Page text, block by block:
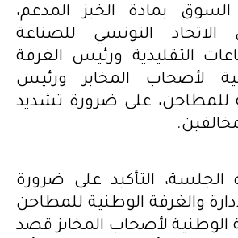
السوق بمادة الخبز المدعم،
التونسي للصناعة
التقليدية ورئيس الغرفة
لأصحاب المخابز ورئيس
للمطاحن، على ضرورة تشديد
الجلسة، التأكيد على ضرورة
والغرفة الوطنية للمطاحن
الوطنية لأصحاب المخابز قصد